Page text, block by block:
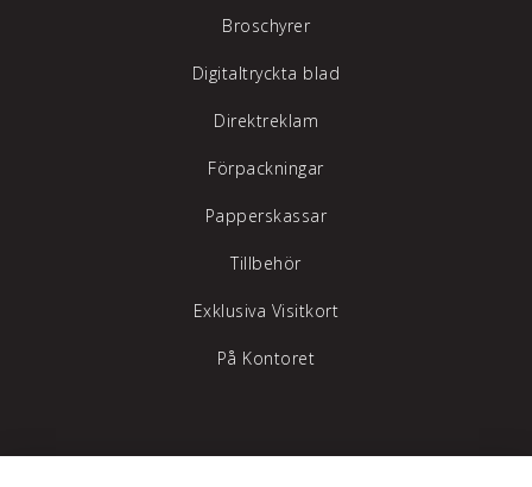
Broschyrer
Digitaltryckta blad
Direktreklam
Förpackningar
Papperskassar
Tillbehör
Exklusiva Visitkort
På Kontoret